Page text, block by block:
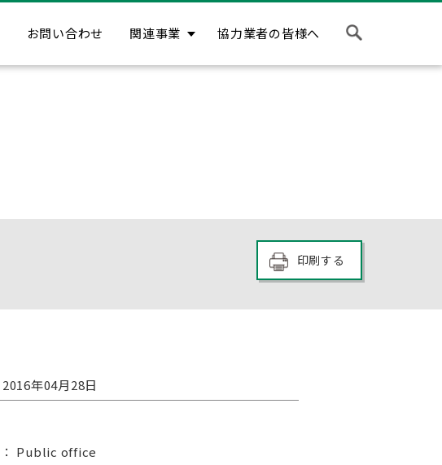
お問い合わせ 関連事業 協力業者の皆様へ
印刷する
2016年04月28日
： Public office